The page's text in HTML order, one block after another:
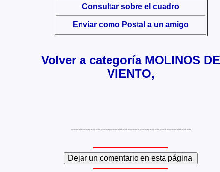
Consultar sobre el cuadro
Enviar como Postal a un amigo
Volver a categoría MOLINOS DE
VIENTO,
-------------------------------------------------